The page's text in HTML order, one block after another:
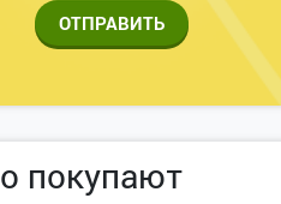
ОТПРАВИТЬ
покупают